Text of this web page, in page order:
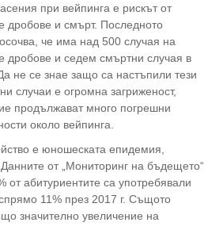
при вейпинга е рискът от
дробове и смърт. Последното
че има над 500 случая на
дробове и седем смъртни случая в
не се знае защо са настъпили тези
случаи е огромна загриженост,
продължават много погрешни
около вейпинга.
е юношеската епидемия,
от „Мониторинг на бъдещето“
от абитуриентите са употребявали
11% през 2017 г. Същото
значително увеличение на